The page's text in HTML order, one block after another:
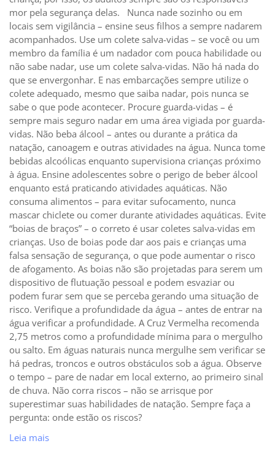
mor pela segurança delas. Nunca nade sozinho ou em
locais sem vigilância – ensine seus filhos a sempre nadarem
acompanhados. Use um colete salva-vidas – se você ou um
membro da família é um nadador com pouca habilidade ou
não sabe nadar, use um colete salva-vidas. Não há nada do
que se envergonhar. E nas embarcações sempre utilize o
colete adequado, mesmo que saiba nadar, pois nunca se
sabe o que pode acontecer. Procure guarda-vidas – é
sempre mais seguro nadar em uma área vigiada por guarda-
vidas. Não beba álcool – antes ou durante a prática da
natação, canoagem e outras atividades na água. Nunca tome
bebidas alcoólicas enquanto supervisiona crianças próximo
à água. Ensine adolescentes sobre o perigo de beber álcool
enquanto está praticando atividades aquáticas. Não
consuma alimentos – para evitar sufocamento, nunca
mascar chiclete ou comer durante atividades aquáticas. Evite
“boias de braços” – o correto é usar coletes salva-vidas em
crianças. Uso de boias pode dar aos pais e crianças uma
falsa sensação de segurança, o que pode aumentar o risco
de afogamento. As boias não são projetadas para serem um
dispositivo de flutuação pessoal e podem esvaziar ou
podem furar sem que se perceba gerando uma situação de
risco. Verifique a profundidade da água – antes de entrar na
água verificar a profundidade. A Cruz Vermelha recomenda
2,75 metros como a profundidade mínima para o mergulho
ou salto. Em águas naturais nunca mergulhe sem verificar se
há pedras, troncos e outros obstáculos sob a água. Observe
o tempo – pare de nadar em local externo, ao primeiro sinal
de chuva. Não corra riscos – não se arrisque por
superestimar suas habilidades de natação. Sempre faça a
pergunta: onde estão os riscos?
Leia mais